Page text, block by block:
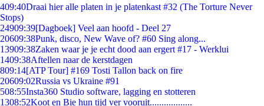
409:40Draai hier alle platen in je platenkast #32 (The Torture Never
Stops)
24909:39[Dagboek] Veel aan hoofd - Deel 27
20609:38Punk, disco, New Wave of? #60 Sing along...
13909:38Zaken waar je je echt dood aan ergert #17 - Werklui
1409:38Aftellen naar de kerstdagen
809:14[ATP Tour] #169 Tosti Tallon back on fire
20609:02Russia vs Ukraine #91
508:55Insta360 Studio software, lagging en stotteren
1308:52Koot en Bie hun tijd ver vooruit..................